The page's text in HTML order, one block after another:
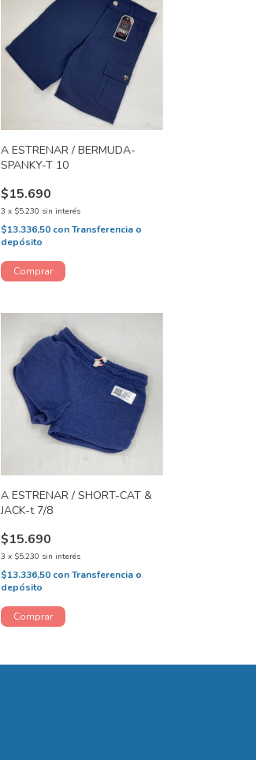
A ESTRENAR / BERMUDA-
SPANKY-T 10
$15.690
3 x $5.230 sin interés
$13.336,50 con Transferencia o
depósito
A ESTRENAR / SHORT-CAT &
JACK-t 7/8
$15.690
3 x $5.230 sin interés
$13.336,50 con Transferencia o
depósito